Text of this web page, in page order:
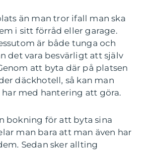
än man tror ifall man ska
i sitt förråd eller garage.
är både tunga och
det vara besvärligt att själv
att byta där på platsen
däckhotell, så kan man
med hantering att göra.
bokning för att byta sina
man bara att man även har
Sedan sker allting